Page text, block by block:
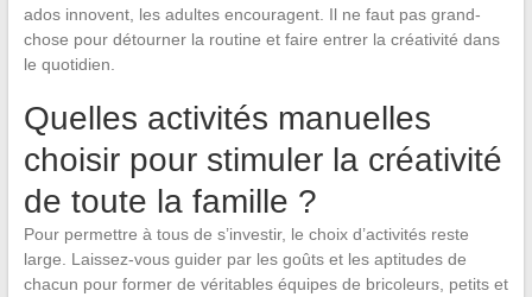
ados innovent, les adultes encouragent. Il ne faut pas grand-
chose pour détourner la routine et faire entrer la créativité dans
le quotidien.
Quelles activités manuelles
choisir pour stimuler la créativité
de toute la famille ?
Pour permettre à tous de s’investir, le choix d’activités reste
large. Laissez-vous guider par les goûts et les aptitudes de
chacun pour former de véritables équipes de bricoleurs, petits et